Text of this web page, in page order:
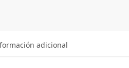
adicional